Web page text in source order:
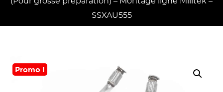
SSXAU555
Promo !